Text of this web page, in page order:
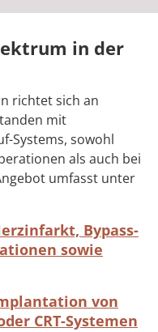
in der
richtet sich an
mit
Systems, sowohl
als auch bei
umfasst unter
Bypass-
sowie
von
CRT-Systemen